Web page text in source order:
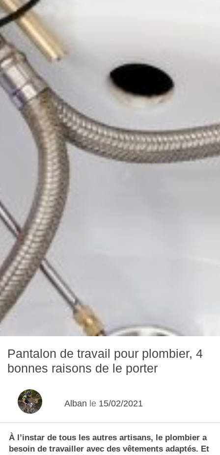
Pantalon de travail pour plombier, 4
bonnes raisons de le porter
Alban le 15/02/2021
À l’instar de tous les autres artisans, le plombier a
besoin de travailler avec des vêtements adaptés. Et